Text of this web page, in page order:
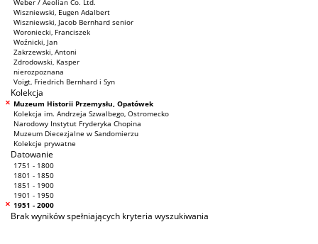
Weber / Aeolian Co. Ltd.
Wiszniewski, Eugen Adalbert
Wiszniewski, Jacob Bernhard senior
Woroniecki, Franciszek
Woźnicki, Jan
Zakrzewski, Antoni
Zdrodowski, Kasper
nierozpoznana
Voigt, Friedrich Bernhard i Syn
Kolekcja
Muzeum Historii Przemysłu, Opatówek
Kolekcja im. Andrzeja Szwalbego, Ostromecko
Narodowy Instytut Fryderyka Chopina
Muzeum Diecezjalne w Sandomierzu
Kolekcje prywatne
Datowanie
1751 - 1800
1801 - 1850
1851 - 1900
1901 - 1950
1951 - 2000
Brak wyników spełniających kryteria wyszukiwania